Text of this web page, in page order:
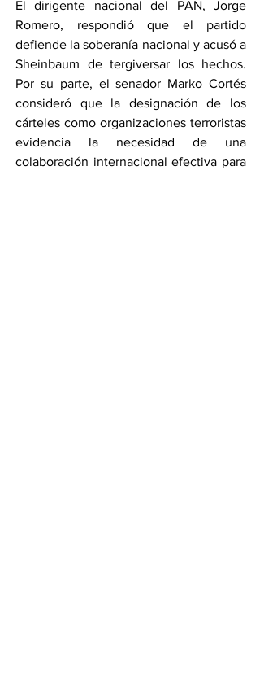
El dirigente nacional del PAN, Jorge
Romero, respondió que el partido
defiende la soberanía nacional y acusó a
Sheinbaum de tergiversar los hechos.
Por su parte, el senador Marko Cortés
consideró que la designación de los
cárteles como organizaciones terroristas
evidencia la necesidad de una
colaboración internacional efectiva para